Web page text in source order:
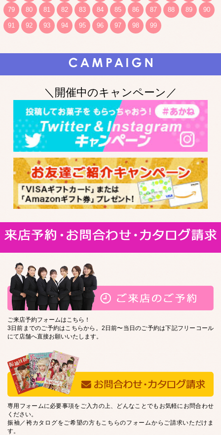
79 80 81 82 83 84 85 86 87 88 89 90
91 92 93 94 95 96 97 98 99
＼開催中のキャンペーン／
ご来店予約フォームはこちら！
3日前までのご予約はこちらから。2日前〜当日のご予約は下記フリーコール
にて店舗へ直接お願いいたします。
専用フォームに必要事項をご入力の上、どんなことでもお気軽にお問合わせ
ください。
振袖／袴カタログをご希望の方もこちらのフォームからご請求いただけま
す。